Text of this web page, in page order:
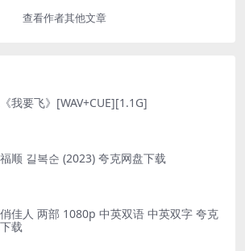
查看作者其他文章
我要飞》[WAV+CUE][1.1G]
顺 길복순 (2023) 夸克网盘下载
佳人 两部 1080p 中英双语 中英双字 夸克
载